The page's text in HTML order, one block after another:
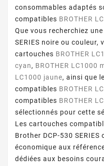
consommables adaptés
compatibles BROTHER
Que vous recherchiez
SERIES noire ou couleur,
cartouches BROTHER
cyan, BROTHER LC1000
LC1000 jaune, ainsi que
compatibles BROTHER
compatibles BROTHER
sélectionnés pour cette
Les cartouches
Brother DCP-530
économique aux
dédiées aux besoins